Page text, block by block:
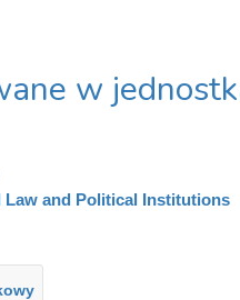
w
and Political Institutions